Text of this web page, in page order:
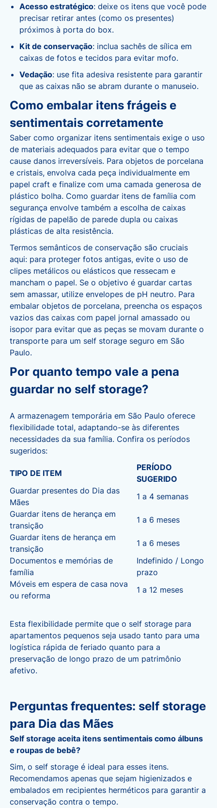
Acesso estratégico: deixe os itens que você pode
precisar retirar antes (como os presentes)
próximos à porta do box.
Kit de conservação: inclua sachês de sílica em
caixas de fotos e tecidos para evitar mofo.
Vedação: use fita adesiva resistente para garantir
que as caixas não se abram durante o manuseio.
Como embalar itens frágeis e
sentimentais corretamente
Saber como organizar itens sentimentais exige o uso
de materiais adequados para evitar que o tempo
cause danos irreversíveis. Para objetos de porcelana
e cristais, envolva cada peça individualmente em
papel craft e finalize com uma camada generosa de
plástico bolha. Como guardar itens de família com
segurança envolve também a escolha de caixas
rígidas de papelão de parede dupla ou caixas
plásticas de alta resistência.
Termos semânticos de conservação são cruciais
aqui: para proteger fotos antigas, evite o uso de
clipes metálicos ou elásticos que ressecam e
mancham o papel. Se o objetivo é guardar cartas
sem amassar, utilize envelopes de pH neutro. Para
embalar objetos de porcelana, preencha os espaços
vazios das caixas com papel jornal amassado ou
isopor para evitar que as peças se movam durante o
transporte para um self storage seguro em São
Paulo.
Por quanto tempo vale a pena
guardar no self storage?
A armazenagem temporária em São Paulo oferece
flexibilidade total, adaptando-se às diferentes
necessidades da sua família. Confira os períodos
sugeridos:
TIPO DE ITEM
PERÍODO
SUGERIDO
Guardar presentes do Dia das
Mães
1 a 4 semanas
Guardar itens de herança em
transição
1 a 6 meses
Guardar itens de herança em
transição
1 a 6 meses
Documentos e memórias de
família
Indefinido / Longo
prazo
Móveis em espera de casa nova
ou reforma
1 a 12 meses
Esta flexibilidade permite que o self storage para
apartamentos pequenos seja usado tanto para uma
logística rápida de feriado quanto para a
preservação de longo prazo de um patrimônio
afetivo.
Perguntas frequentes: self storage
para Dia das Mães
Self storage aceita itens sentimentais como álbuns
e roupas de bebê?
Sim, o self storage é ideal para esses itens.
Recomendamos apenas que sejam higienizados e
embalados em recipientes herméticos para garantir a
conservação contra o tempo.